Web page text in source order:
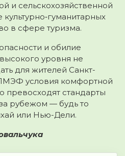
и сельскохозяйственной
в сфере туризма.
и обилие
уровня не
для жителей Санкт-
условия комфортной
превосходят стандарты
рубежом — будь то
или Нью-Дели.